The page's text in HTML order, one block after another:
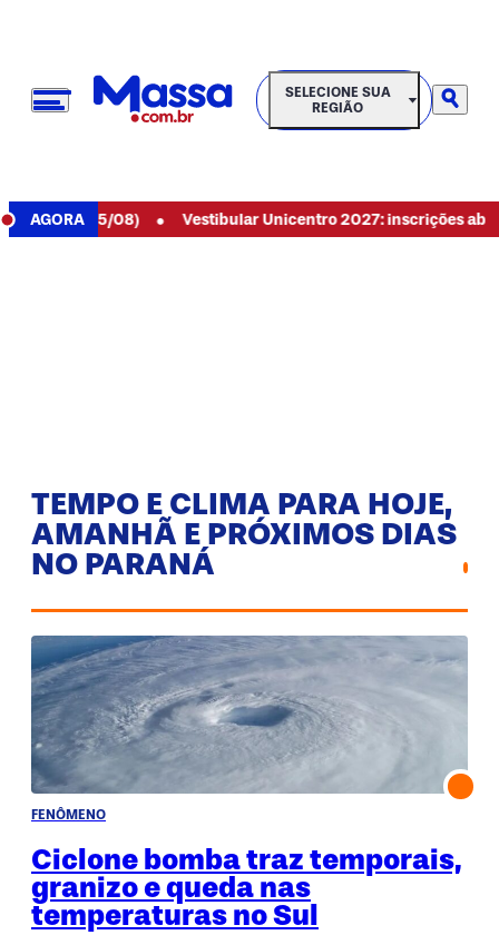
SELECIONE SUA REGIÃO
SELECIONE SUA
REGIÃO
AGORA
(05/08) • Vestibular Unicentro 2027: inscrições abertas
TEMPO E CLIMA PARA HOJE,
AMANHÃ E PRÓXIMOS DIAS
NO PARANÁ
FENÔMENO
Ciclone bomba traz temporais,
granizo e queda nas
temperaturas no Sul